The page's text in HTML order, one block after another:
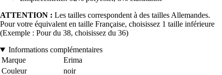
ATTENTION : Les tailles correspondent à des tailles Allemandes.
Pour votre équivalent en taille Française, choisissez 1 taille inférieure
(Exemple : Pour du 38, choisissez du 36)
Informations complémentaires
Marque
Erima
Couleur
noir